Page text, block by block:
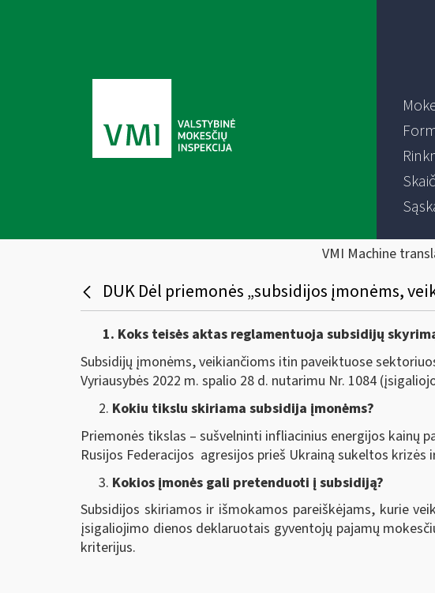
VMI Machine
DUK Dėl priemonės „subsidijos įmonėms,
1. Koks teisės aktas reglamentuoja subsidijų
Subsidijų įmonėms, veikiančioms itin paveiktuose
Vyriausybės 2022 m. spalio 28 d. nutarimu Nr. 1084
Kokiu tikslu skiriama subsidija įmonėms?
Priemonės tikslas – sušvelninti infliacinius energijos kainų
Rusijos Federacijos agresijos prieš Ukrainą sukeltos
Kokios įmonės gali pretenduoti į subsidiją?
Subsidijos skiriamos ir išmokamos pareiškėjams, kurie
įsigaliojimo dienos deklaruotais gyventojų pajamų
kriterijus.